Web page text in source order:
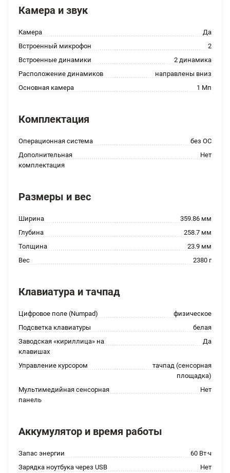
Камера и звук
Камера
Да
Встроенный микрофон
2
Встроенные динамики
2 динамика
Расположение динамиков
направлены вниз
Основная камера
1 Мп
Комплектация
Операционная система
без ОС
Дополнительная
комплектация
Нет
Размеры и вес
Ширина
359.86 мм
Глубина
258.7 мм
Толщина
23.9 мм
Вес
2380 г
Клавиатура и тачпад
Цифровое поле (Numpad)
физическое
Подсветка клавиатуры
белая
Заводская «кириллица» на
клавишах
Да
Управление курсором
тачпад (сенсорная
площадка)
Мультимедийная сенсорная
панель
Нет
Аккумулятор и время работы
Запас энергии
60 Вт·ч
Зарядка ноутбука через USB
Нет